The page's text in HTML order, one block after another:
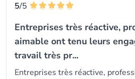
5/5
Entreprises très réactive,
aimable ont tenu leurs
travail très pr...
Entreprises très réactive,